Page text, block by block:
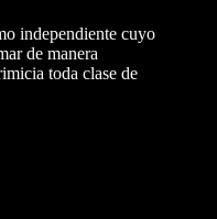
independiente cuyo
de manera
toda clase de